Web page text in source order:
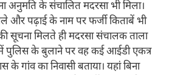
अनुमति के संचालित मदरसा भी मिला।
और पढ़ाई के नाम पर फर्जी किताबें भी
सूचना मिलते ही मदरसा संचालक ताला
पुलिस के बुलाने पर वह कई आईडी एकत्र
गांव का निवासी बताया। यहां बिना